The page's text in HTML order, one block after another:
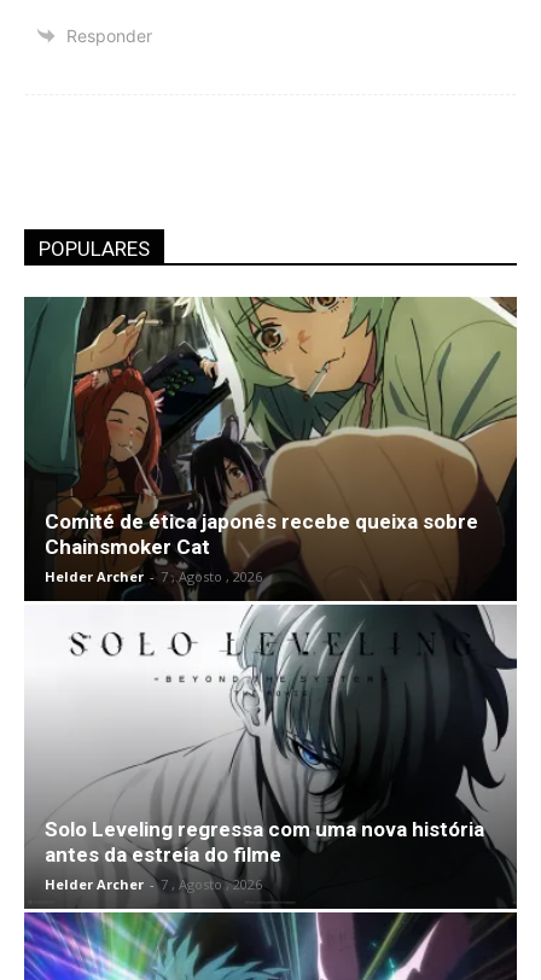
Responder
POPULARES
Comité de ética japonês recebe queixa sobre
Chainsmoker Cat
Helder Archer - 7 , Agosto , 2026
Solo Leveling regressa com uma nova história
antes da estreia do filme
Helder Archer - 7 , Agosto , 2026